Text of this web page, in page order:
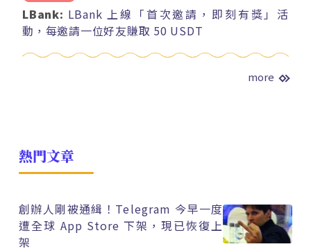
LBank: LBank 上線「首次邀請，即刻有獎」活
動，每邀請一位好友賺取 50 USDT
more
熱門文章
創辦人剛被通緝！Telegram 今早一度
遭全球 App Store 下架，現已恢復上
架